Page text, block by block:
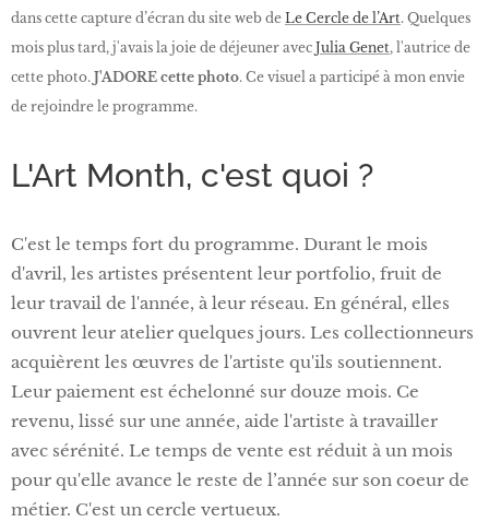
dans cette capture d’écran du site web de Le Cercle de l’Art. Quelques
mois plus tard, j'avais la joie de déjeuner avec Julia Genet, l'autrice de
cette photo. J'ADORE cette photo. Ce visuel a participé à mon envie
de rejoindre le programme.
L'Art Month, c'est quoi ?
C'est le temps fort du programme. Durant le mois
d'avril, les artistes présentent leur portfolio, fruit de
leur travail de l'année, à leur réseau. En général, elles
ouvrent leur atelier quelques jours. Les collectionneurs
acquièrent les œuvres de l'artiste qu'ils soutiennent.
Leur paiement est échelonné sur douze mois. Ce
revenu, lissé sur une année, aide l'artiste à travailler
avec sérénité. Le temps de vente est réduit à un mois
pour qu'elle avance le reste de l’année sur son coeur de
métier. C'est un cercle vertueux.